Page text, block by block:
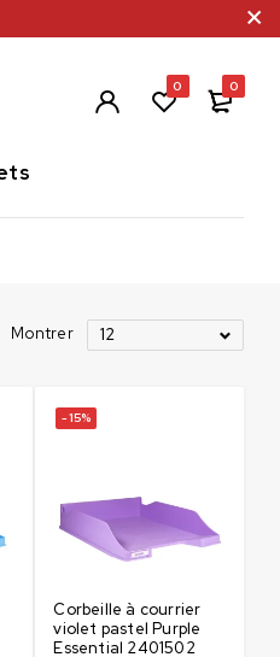
0 0
Montrer 12
-15%
Corbeille à courrier
violet pastel Purple
Essential 2401502